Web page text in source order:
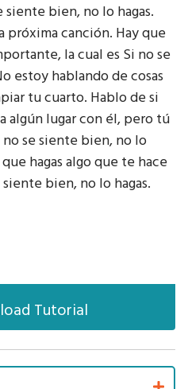
Tutorial
bien, no lo hagas.
próxima canción. Hay que
la cual es Si no se
estoy hablando de cosas
tu cuarto. Hablo de si
algún lugar con él, pero tú
se siente bien, no lo
hagas algo que te hace
bien, no lo hagas.